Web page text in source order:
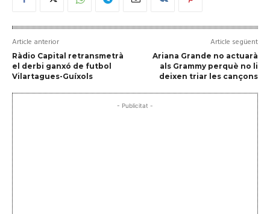
Article anterior
Ràdio Capital retransmetrà
el derbi ganxó de futbol
Vilartagues-Guíxols
Article següent
Ariana Grande no actuarà
als Grammy perquè no li
deixen triar les cançons
- Publicitat -